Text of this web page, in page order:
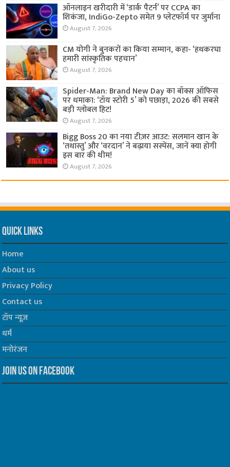
ऑनलाइन खरीदारी में ‘डार्क पैटर्न’ पर CCPA का
शिकंजा, IndiGo-Zepto समेत 9 प्लेटफॉर्म पर जुर्माना
August 7, 2026
CM योगी ने बुनकरों का किया सम्मान, कहा- ‘हथकरघा
हमारी सांस्कृतिक पहचान’
August 7, 2026
Spider-Man: Brand New Day का बॉक्स ऑफिस
पर धमाका: ‘टॉय स्टोरी 5’ को पछाड़ा, 2026 की सबसे
बड़ी ग्लोबल हिट!
August 7, 2026
Bigg Boss 20 का नया टीज़र आउट: सलमान खान के
‘तथास्तु’ और ‘वरदान’ ने बढ़ाया सस्पेंस, जानें क्या होगी
इस बार की थीम!
August 7, 2026
Quick Links
Home
About us
Privacy Policy
Contact us
टॉप न्यूज़
धर्म
मनोरंजन
Join us on Facebook